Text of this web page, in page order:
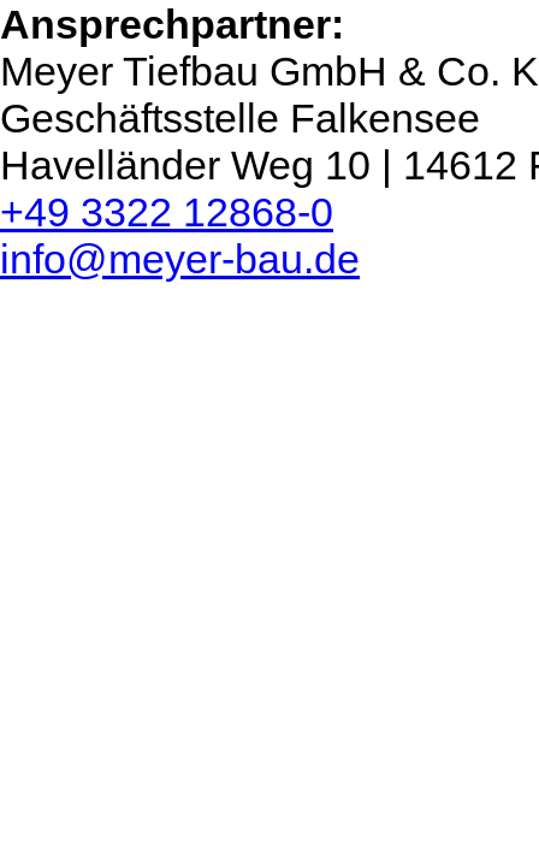
Ansprechpartner:
Meyer Tiefbau GmbH & Co.
Geschäftsstelle Falkensee
Havelländer Weg 10 | 14612
+49 3322 12868-0
info@meyer-bau.de